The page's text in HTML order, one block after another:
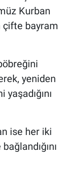
Kurban
çifte bayram
yeniden
ise her iki